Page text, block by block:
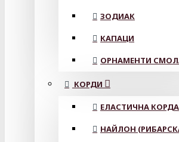
ЗОДИАК
КАПАЦИ
ОРНАМЕНТИ
КОРДИ
ЕЛАСТИЧНА КОРДА
НАЙЛОН